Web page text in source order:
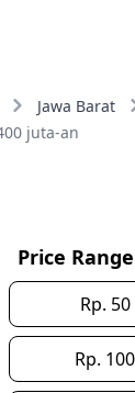
Jawa Barat
juta-an
Price Range
Rp.
Rp.